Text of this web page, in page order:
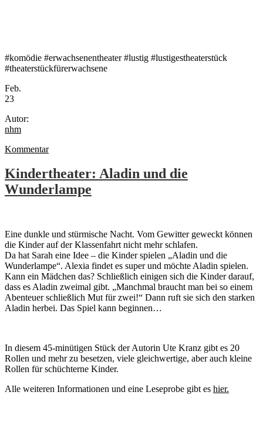
#komödie #erwachsenentheater #lustig #lustigestheaterstück
#theaterstückfürerwachsene
Feb.
23
Autor:
nhm
Kommentar
Kindertheater: Aladin und die
Wunderlampe
Eine dunkle und stürmische Nacht. Vom Gewitter geweckt können
die Kinder auf der Klassenfahrt nicht mehr schlafen.
Da hat Sarah eine Idee – die Kinder spielen „Aladin und die
Wunderlampe“. Alexia findet es super und möchte Aladin spielen.
Kann ein Mädchen das? Schließlich einigen sich die Kinder darauf,
dass es Aladin zweimal gibt. „Manchmal braucht man bei so einem
Abenteuer schließlich Mut für zwei!“ Dann ruft sie sich den starken
Aladin herbei. Das Spiel kann beginnen…
In diesem 45-minütigen Stück der Autorin Ute Kranz gibt es 20
Rollen und mehr zu besetzen, viele gleichwertige, aber auch kleine
Rollen für schüchterne Kinder.
Alle weiteren Informationen und eine Leseprobe gibt es hier.